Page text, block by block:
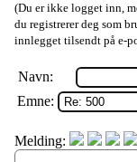
(Du er ikke logget inn,
du registrerer deg som
innlegget tilsendt på e-
Navn:
Emne:
Melding: